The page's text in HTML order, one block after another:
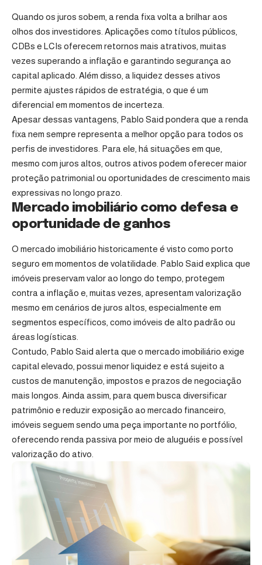
Quando os juros sobem, a renda fixa volta a brilhar aos
olhos dos investidores. Aplicações como títulos públicos,
CDBs e LCIs oferecem retornos mais atrativos, muitas
vezes superando a inflação e garantindo segurança ao
capital aplicado. Além disso, a liquidez desses ativos
permite ajustes rápidos de estratégia, o que é um
diferencial em momentos de incerteza.
Apesar dessas vantagens, Pablo Said pondera que a renda
fixa nem sempre representa a melhor opção para todos os
perfis de investidores. Para ele, há situações em que,
mesmo com juros altos, outros ativos podem oferecer maior
proteção patrimonial ou oportunidades de crescimento mais
expressivas no longo prazo.
Mercado imobiliário como defesa e
oportunidade de ganhos
O mercado imobiliário historicamente é visto como porto
seguro em momentos de volatilidade. Pablo Said explica que
imóveis preservam valor ao longo do tempo, protegem
contra a inflação e, muitas vezes, apresentam valorização
mesmo em cenários de juros altos, especialmente em
segmentos específicos, como imóveis de alto padrão ou
áreas logísticas.
Contudo, Pablo Said alerta que o mercado imobiliário exige
capital elevado, possui menor liquidez e está sujeito a
custos de manutenção, impostos e prazos de negociação
mais longos. Ainda assim, para quem busca diversificar
patrimônio e reduzir exposição ao mercado financeiro,
imóveis seguem sendo uma peça importante no portfólio,
oferecendo renda passiva por meio de aluguéis e possível
valorização do ativo.